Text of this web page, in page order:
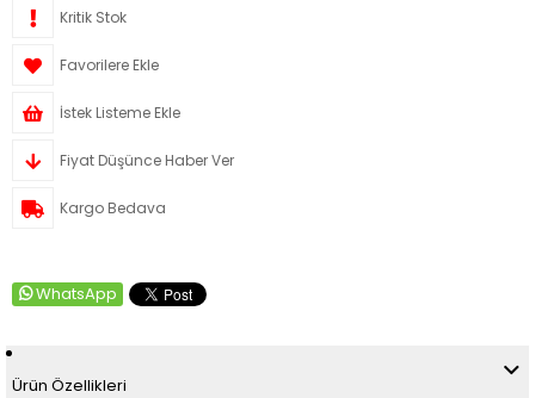
Kritik Stok
Favorilere Ekle
İstek Listeme Ekle
Fiyat Düşünce Haber Ver
Kargo Bedava
WhatsApp
Ürün Özellikleri